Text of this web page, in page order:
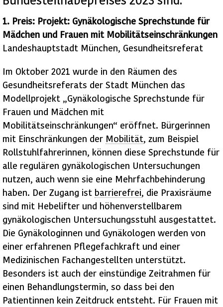
1. Preis: Projekt: Gynäkologische Sprechstunde für
Mädchen und Frauen mit Mobilitätseinschränkungen
Landeshauptstadt München, Gesundheitsreferat
Im Oktober 2021 wurde in den Räumen des
Gesundheitsreferats der Stadt München das
Modellprojekt „Gynäkologische Sprechstunde für
Frauen und Mädchen mit
Mobilitätseinschränkungen“ eröffnet. Bürgerinnen
mit Einschränkungen der Mobilität , zum Beispiel
Rollstuhlfahrerinnen, können diese Sprechstunde für
alle regulären gynäkologischen Untersuchungen
nutzen, auch wenn sie eine Mehrfachbehinderung
haben. Der Zugang ist barrierefrei , die Praxisräume
sind mit Hebelifter und höhenverstellbarem
gynäkologischen Untersuchungsstuhl ausgestattet.
Die Gynäkologinnen und Gynäkologen werden von
einer erfahrenen Pflegefachkraft und einer
Medizinischen Fachangestellten unterstützt.
Besonders ist auch der einstündige Zeitrahmen für
einen Behandlungstermin, so dass bei den
Patientinnen kein Zeitdruck entsteht. Für Frauen mit